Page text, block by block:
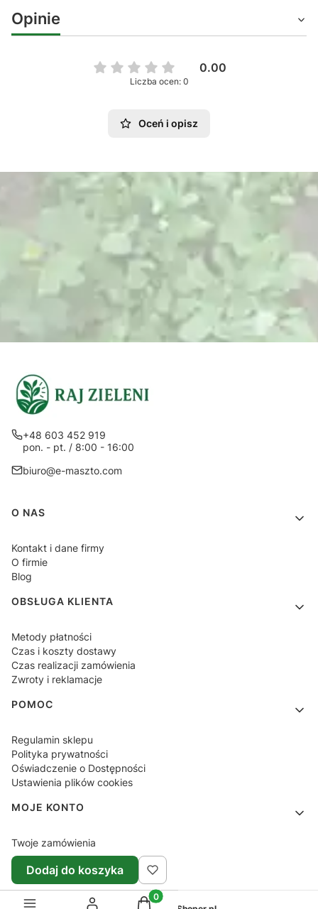
Opinie
0.00
Liczba ocen: 0
Oceń i opisz
+48 603 452 919
pon. - pt. / 8:00 - 16:00
biuro@e-maszto.com
Linki w stopce
O NAS
Kontakt i dane firmy
O firmie
Blog
OBSŁUGA KLIENTA
Metody płatności
Czas i koszty dostawy
Czas realizacji zamówienia
Zwroty i reklamacje
POMOC
Regulamin sklepu
Polityka prywatności
Oświadczenie o Dostępności
Ustawienia plików cookies
MOJE KONTO
Twoje zamówienia
Ustawienia konta
Ulubione
Dodaj do koszyka
Produkty w koszyku: 0. Zobacz